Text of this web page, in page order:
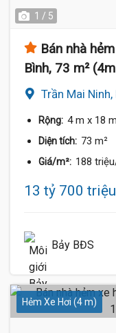
1 / 5
Bán nhà
Bình, 73 m²
Trần Mai Ninh,
Rộng: 4 m x 18 m
Diện tích: 73 m²
Giá/m²: 188
13 tỷ 700 triệu
Bảy BĐS
Hẻm Xe Hơi (4 m)